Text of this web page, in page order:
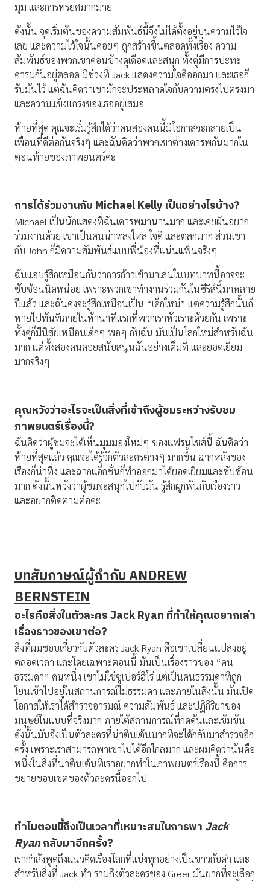
มุม และการทรยศมากมาย
ดังนั้น จุดเริ่มต้นของความสัมพันธ์นี้จึงไม่ได้ตั้งอยู่บนความไว้ใจ
เลย และความไว้ใจนั้นค่อยๆ ถูกสร้างขึ้นตลอดทั้งเรื่อง ความ
สัมพันธ์ของพวกเขาค่อนข้างดุเดือดและสนุก ทั้งคู่มีการปะทะ
คารมกันอยู่ตลอด มีช่วงที่ Jack แสดงความใจดีออกมา และเธอก็
รับมันไว้ แต่ฉันคิดว่าเขามักจะประหลาดใจกับความตรงไปตรงมา
และความแข็งแกร่งของเธออยู่เสมอ
ท้ายที่สุด คุณจะเริ่มรู้สึกได้ว่าคนสองคนนี้มีโอกาสจะกลายเป็น
เพื่อนที่ดีต่อกันจริงๆ และฉันคิดว่าพวกเขาต่างเคารพกันมากใน
ตอนท้ายของภาพยนตร์ค่ะ
การได้ร่วมงานกับ Michael Kelly เป็นอย่างไรบ้าง?
Michael เป็นนักแสดงที่ฉันเคารพมานานมาก และเคยฝันอยาก
ร่วมงานด้วย เขาเป็นคนน่าหลงใหล ใจดี และตลกมาก ส่วนเขา
กับ John ก็มีความสัมพันธ์แบบพี่น้องที่แน่นแฟ้นจริงๆ
ฉันแอบรู้สึกเหมือนกันว่าการก้าวเข้ามาเล่นในบทบาทนี้อาจจะ
ซับซ้อนนิดหน่อย เพราะพวกเขาทำงานร่วมกันในซีรีส์นี้มาหลาย
ปีแล้ว และฉันคงจะรู้สึกเหมือนเป็น “เด็กใหม่” แต่ความรู้สึกนั้นก็
หายไปทันทีภายในห้านาทีแรกที่พวกเราหัวเราะด้วยกัน เพราะ
ทั้งคู่ก็มีนิสัยเหมือนเด็กๆ พอๆ กับฉัน มันเป็นโลกใหม่สำหรับฉัน
มาก แต่ทั้งสองคนคอยสนับสนุนฉันอย่างเต็มที่ และยอดเยี่ยม
มากจริงๆ
คุณหวังว่าอะไรจะเป็นสิ่งที่เข้าถึงผู้ชมระหว่างรับชม
ภาพยนตร์เรื่องนี้?
ฉันคิดว่าผู้ชมจะได้เห็นมุมมองใหม่ๆ ของแฟรนไชส์นี้ ฉันคิดว่า
ท้ายที่สุดแล้ว คุณจะได้รู้จักตัวละครต่างๆ มากขึ้น ฉากหลังของ
เรื่องก็น่าทึ่ง และฉากแอ็กชั่นก็ทำออกมาได้ยอดเยี่ยมและซับซ้อน
มาก ดังนั้นหวังว่าผู้ชมจะสนุกไปกับมัน รู้สึกผูกพันกับเรื่องราว
และอยากติดตามต่อค่ะ
บทสัมภาษณ์ผู้กำกับANDREW
BERNSTEIN
อะไรคือสิ่งในตัวละครJack Ryan ที่ทำให้คุณอยากเล่า
เรื่องราวของเขาต่อ?
สิ่งที่ผมชอบเกี่ยวกับตัวละคร Jack Ryan คือเขาเปลี่ยนแปลงอยู่
ตลอดเวลา และโดยเฉพาะตอนนี้ มันเป็นเรื่องราวของ “คน
ธรรมดา” คนหนึ่ง เขาไม่ใช่ซูเปอร์ฮีโร่ แต่เป็นคนธรรมดาที่ถูก
โยนเข้าไปอยู่ในสถานการณ์ไม่ธรรมดา และภายในสิ่งนั้น มันเปิด
โอกาสให้เราได้สำรวจอารมณ์ ความสัมพันธ์ และปฏิกิริยาของ
มนุษย์ในแบบที่จริงมาก ภายใต้สถานการณ์ที่กดดันและเข้มข้น
ดังนั้นมันจึงเป็นตัวละครที่น่าตื่นเต้นมากที่จะได้กลับมาสำรวจอีก
ครั้ง เพราะเราสามารถพาเขาไปได้อีกไกลมาก และผมคิดว่านั่นคือ
หนึ่งในสิ่งที่น่าตื่นเต้นที่เราอยากทำในภาพยนตร์เรื่องนี้ คือการ
ขยายขอบเขตของตัวละครนี้ออกไป
ทำไมตอนนี้ถึงเป็นเวลาที่เหมาะสมในการพา Jack
Ryanกลับมาอีกครั้ง?
เรากำลังพูดถึงแนวคิดเรื่องโลกที่แบ่งทุกอย่างเป็นขาวกับดำ และ
สำหรับสิ่งที่ Jack ทำ รวมถึงตัวละครของ Greer มันยากที่จะเลือก